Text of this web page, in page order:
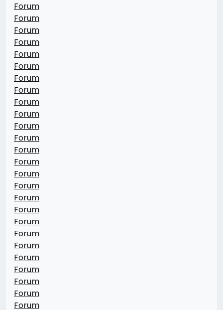
Forum
Forum
Forum
Forum
Forum
Forum
Forum
Forum
Forum
Forum
Forum
Forum
Forum
Forum
Forum
Forum
Forum
Forum
Forum
Forum
Forum
Forum
Forum
Forum
Forum
Forum